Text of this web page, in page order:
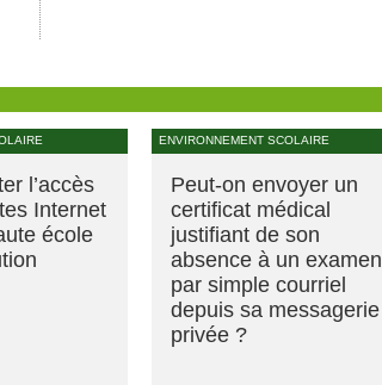
l’accès
Internet
école
ENVIRONNEMENT SCOLAIRE
Peut-on envoyer un
certificat médical
justifiant de son
absence à un examen
par simple courriel
depuis sa messagerie
privée ?